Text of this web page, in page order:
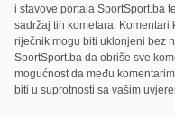
i stavove portala SportSport.ba
sadržaj tih kometara.
riječnik mogu biti uklonjeni bez
SportSport.ba da obriše sve
mogućnost da među
biti u suprotnosti sa vašim